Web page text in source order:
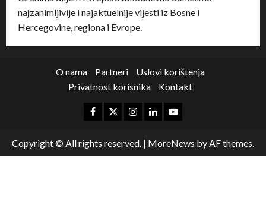
najzanimljivije i najaktuelnije vijesti iz Bosne i
Hercegovine, regiona i Evrope.
O nama Partneri
Uslovi korištenja
Privatnost korisnika
Kontakt
Copyright © All rights reserved. | MoreNews by AF themes.